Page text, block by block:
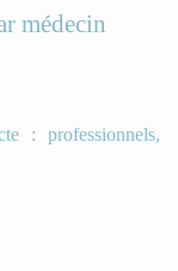
médecin
: professionnels,